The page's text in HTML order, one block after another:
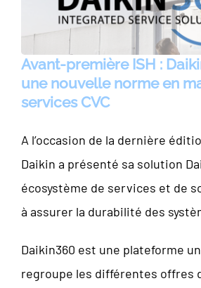
Avant-première ISH :
une nouvelle norme en
services CVC
A l’occasion de la dernière
Daikin a présenté sa solution
écosystème de services et de
à assurer la durabilité des
Daikin360 est une plateforme
regroupe les différentes offres